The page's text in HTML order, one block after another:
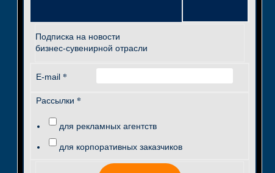
Подписка на новости
бизнес-сувенирной отрасли
E-mail *
Рассылки *
для рекламных агентств
для корпоративных заказчиков